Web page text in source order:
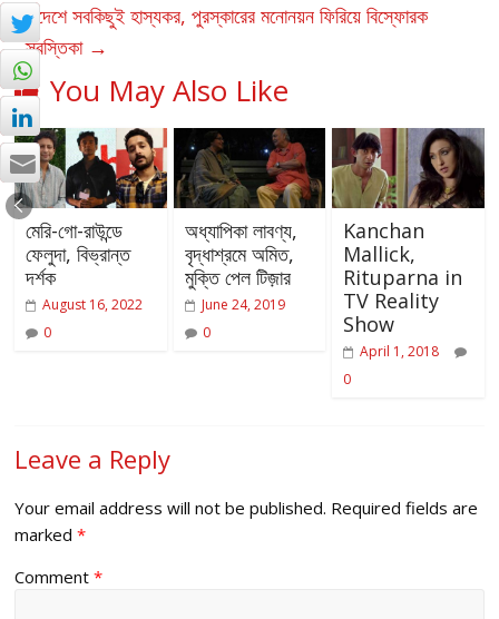
এদেশে সবকিছুই হাস্যকর, পুরস্কারের মনোনয়ন ফিরিয়ে বিস্ফোরক
স্বস্তিকা →
You May Also Like
মেরি-গো-রাউন্ডে
ফেলুদা, বিভ্রান্ত
দর্শক
August 16, 2022
0
অধ্যাপিকা লাবণ্য,
বৃদ্ধাশ্রমে অমিত,
মুক্তি পেল টিজ়ার
June 24, 2019
0
Kanchan
Mallick,
Rituparna in
TV Reality
Show
April 1, 2018
0
Leave a Reply
Your email address will not be published. Required fields are
marked*
Comment*